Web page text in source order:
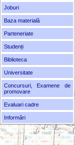
Joburi
Baza materială
Parteneriate
Studenți
Biblioteca
Universitate
Concursuri, Examene de
promovare
Evaluari cadre
Informări